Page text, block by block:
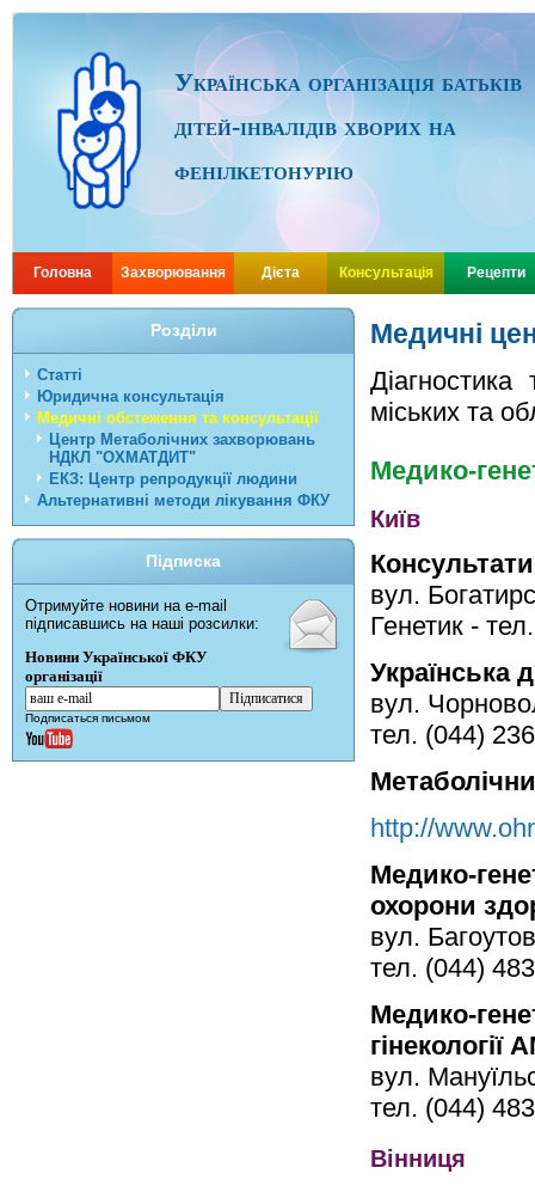
Українська організація батьків
дітей-інвалідів хворих на
фенілкетонурію
Головна Захворювання Дієта Консультація Рецепти
Розділи
Статті
Юридична консультація
Медичні обстеження та консультації
Центр Метаболічних захворювань
НДКЛ "ОХМАТДИТ"
ЕКЗ: Центр репродукції людини
Альтернативні методи лікування ФКУ
Підписка
Отримуйте новини на e-mail
підписавшись на наші розсилки:
Новини Української ФКУ
організації
Подписаться письмом
Медичні
міських та
Медико-
Київ
вул.
Генетик -
Українська
вул.
тел. (044)
http://
Медико-
охорони
вул.
тел. (044)
Медико-
гінекології
вул.
тел. (044)
Вінниця